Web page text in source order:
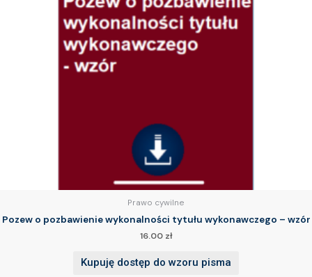
Prawo cywilne
Pozew o pozbawienie wykonalności tytułu wykonawczego – wzór
16.00 zł
Kupuję dostęp do wzoru pisma